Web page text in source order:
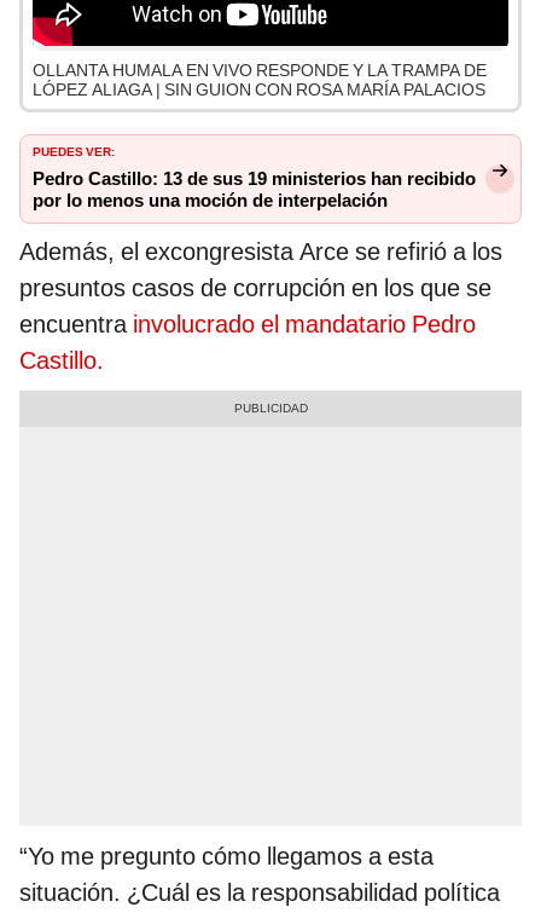
OLLANTA HUMALA EN VIVO RESPONDE Y LA TRAMPA DE
LÓPEZ ALIAGA | SIN GUION CON ROSA MARÍA PALACIOS
PUEDES VER:
Pedro Castillo: 13 de sus 19 ministerios han recibido
por lo menos una moción de interpelación
Además, el excongresista Arce se refirió a los
presuntos casos de corrupción en los que se
encuentrainvolucrado el mandatario Pedro
Castillo.
“Yo me pregunto cómo llegamos a esta
situación. ¿Cuál es la responsabilidad política